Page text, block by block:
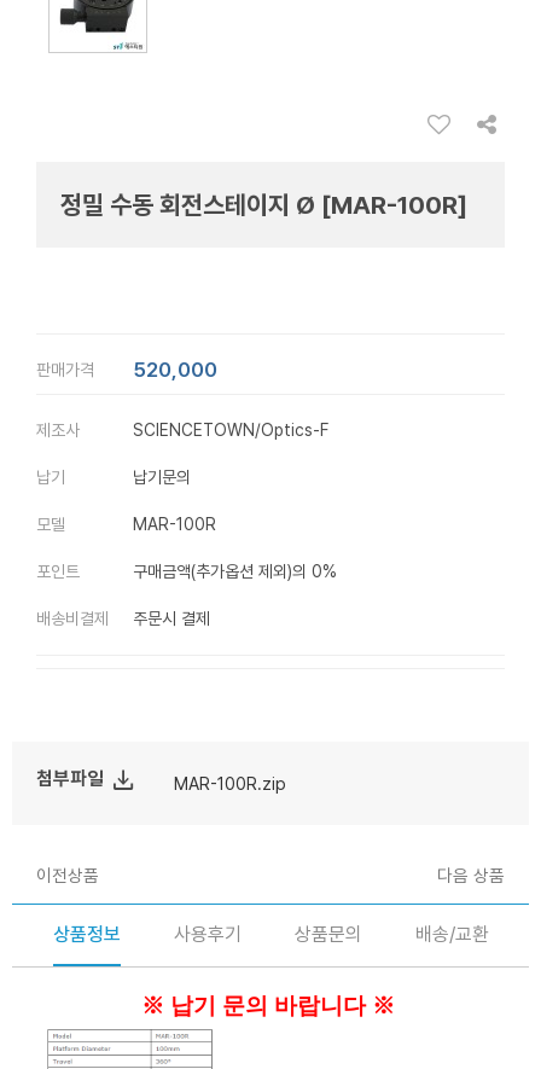
정밀 수동 회전스테이지 Ø [MAR-100R]
판매가격 520,000
제조사 SCIENCETOWN/Optics-F
납기 납기문의
모델 MAR-100R
포인트 구매금액(추가옵션 제외)의 0%
배송비결제 주문시 결제
첨부파일 file_download MAR-100R.zip
이전상품 다음 상품
상품정보 사용후기 상품문의 배송/교환
※ 납기 문의 바랍니다 ※